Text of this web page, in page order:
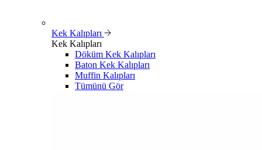
Kek Kalıpları
Kek Kalıpları
Döküm Kek Kalıpları
Baton Kek Kalıpları
Muffin Kalıpları
Tümünü Gör